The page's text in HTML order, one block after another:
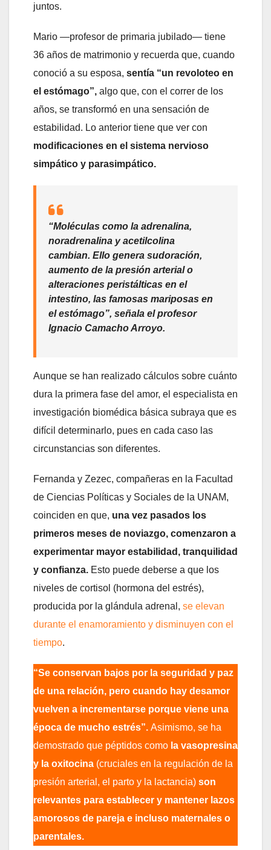
juntos.
Mario —profesor de primaria jubilado— tiene
36 años de matrimonio y recuerda que, cuando
conoció a su esposa, sentía “un revoloteo en
el estómago”, algo que, con el correr de los
años, se transformó en una sensación de
estabilidad. Lo anterior tiene que ver con
modificaciones en el sistema nervioso
simpático y parasimpático.
“Moléculas como la adrenalina,
noradrenalina y acetilcolina
cambian. Ello genera sudoración,
aumento de la presión arterial o
alteraciones peristálticas en el
intestino, las famosas mariposas en
el estómago”, señala el profesor
Ignacio Camacho Arroyo.
Aunque se han realizado cálculos sobre cuánto
dura la primera fase del amor, el especialista en
investigación biomédica básica subraya que es
difícil determinarlo, pues en cada caso las
circunstancias son diferentes.
Fernanda y Zezec, compañeras en la Facultad
de Ciencias Políticas y Sociales de la UNAM,
coinciden en que, una vez pasados los
primeros meses de noviazgo, comenzaron a
experimentar mayor estabilidad, tranquilidad
y confianza. Esto puede deberse a que los
niveles de cortisol (hormona del estrés),
producida por la glándula adrenal, se elevan
durante el enamoramiento y disminuyen con el
tiempo.
“Se conservan bajos por la seguridad y paz
de una relación, pero cuando hay desamor
vuelven a incrementarse porque viene una
época de mucho estrés”. Asimismo, se ha
demostrado que péptidos como la vasopresina
y la oxitocina (cruciales en la regulación de la
presión arterial, el parto y la lactancia) son
relevantes para establecer y mantener lazos
amorosos de pareja e incluso maternales o
parentales.